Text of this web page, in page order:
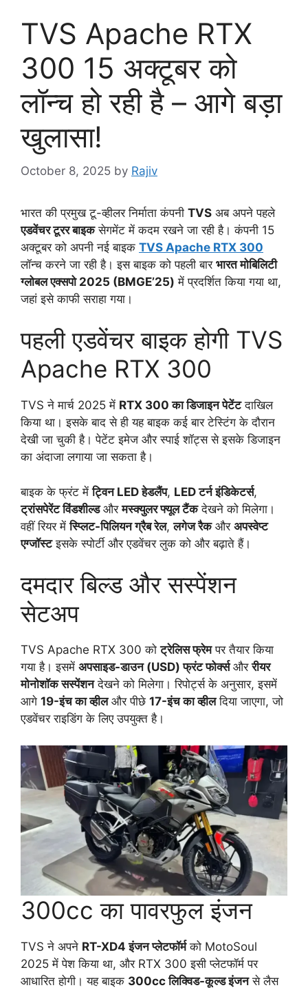
TVS Apache RTX
300 15 अक्टूबर को
लॉन्च हो रही है – आगे बड़ा
खुलासा!
October 8, 2025 by Rajiv
भारत की प्रमुख टू-व्हीलर निर्माता कंपनी TVS अब अपने पहले
एडवेंचर टूरर बाइकसेगमेंट में कदम रखने जा रही है। कंपनी 15
अक्टूबर को अपनी नई बाइक TVS Apache RTX 300
लॉन्च करने जा रही है। इस बाइक को पहली बार भारत मोबिलिटी
ग्लोबल एक्सपो 2025 (BMGE’25) में प्रदर्शित किया गया था,
जहां इसे काफी सराहा गया।
पहली एडवेंचर बाइक होगी TVS
Apache RTX 300
TVS ने मार्च 2025 में RTX 300 का डिजाइन पेटेंटदाखिल
किया था। इसके बाद से ही यह बाइक कई बार टेस्टिंग के दौरान
देखी जा चुकी है। पेटेंट इमेज और स्पाई शॉट्स से इसके डिजाइन
का अंदाजा लगाया जा सकता है।
बाइक के फ्रंट मेंट्विन LED हेडलैंप, LED टर्न इंडिकेटर्स,
ट्रांसपेरेंट विंडशील्डऔरमस्क्युलर फ्यूल टैंकदेखने को मिलेगा।
वहीं रियर मेंस्प्लिट-पिलियन ग्रैब रेल,लगेज रैकऔर अपस्वेप्ट
एग्जॉस्टइसके स्पोर्टी और एडवेंचर लुक को और बढ़ाते हैं।
दमदार बिल्ड और सस्पेंशन
सेटअप
TVS Apache RTX 300 कोट्रेलिस फ्रेमपर तैयार किया
गया है। इसमें अपसाइड-डाउन (USD) फ्रंट फोर्क्सऔररीयर
मोनोशॉक सस्पेंशनदेखने को मिलेगा। रिपोर्ट्स के अनुसार, इसमें
आगे 19-इंच का व्हीलऔर पीछे 17-इंच का व्हीलदिया जाएगा, जो
एडवेंचर राइडिंग के लिए उपयुक्त है।
300cc का पावरफुल इंजन
TVS ने अपने RT-XD4 इंजन प्लेटफॉर्मको MotoSoul
2025 में पेश किया था, और RTX 300 इसी प्लेटफॉर्म पर
आधारित होगी। यह बाइक 300cc लिक्विड-कूल्ड इंजनसे लैस